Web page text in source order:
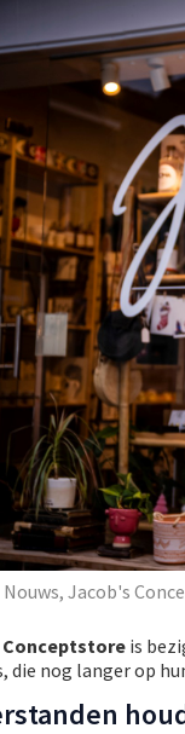
Jacob's
Conceptstore is
die nog langer op